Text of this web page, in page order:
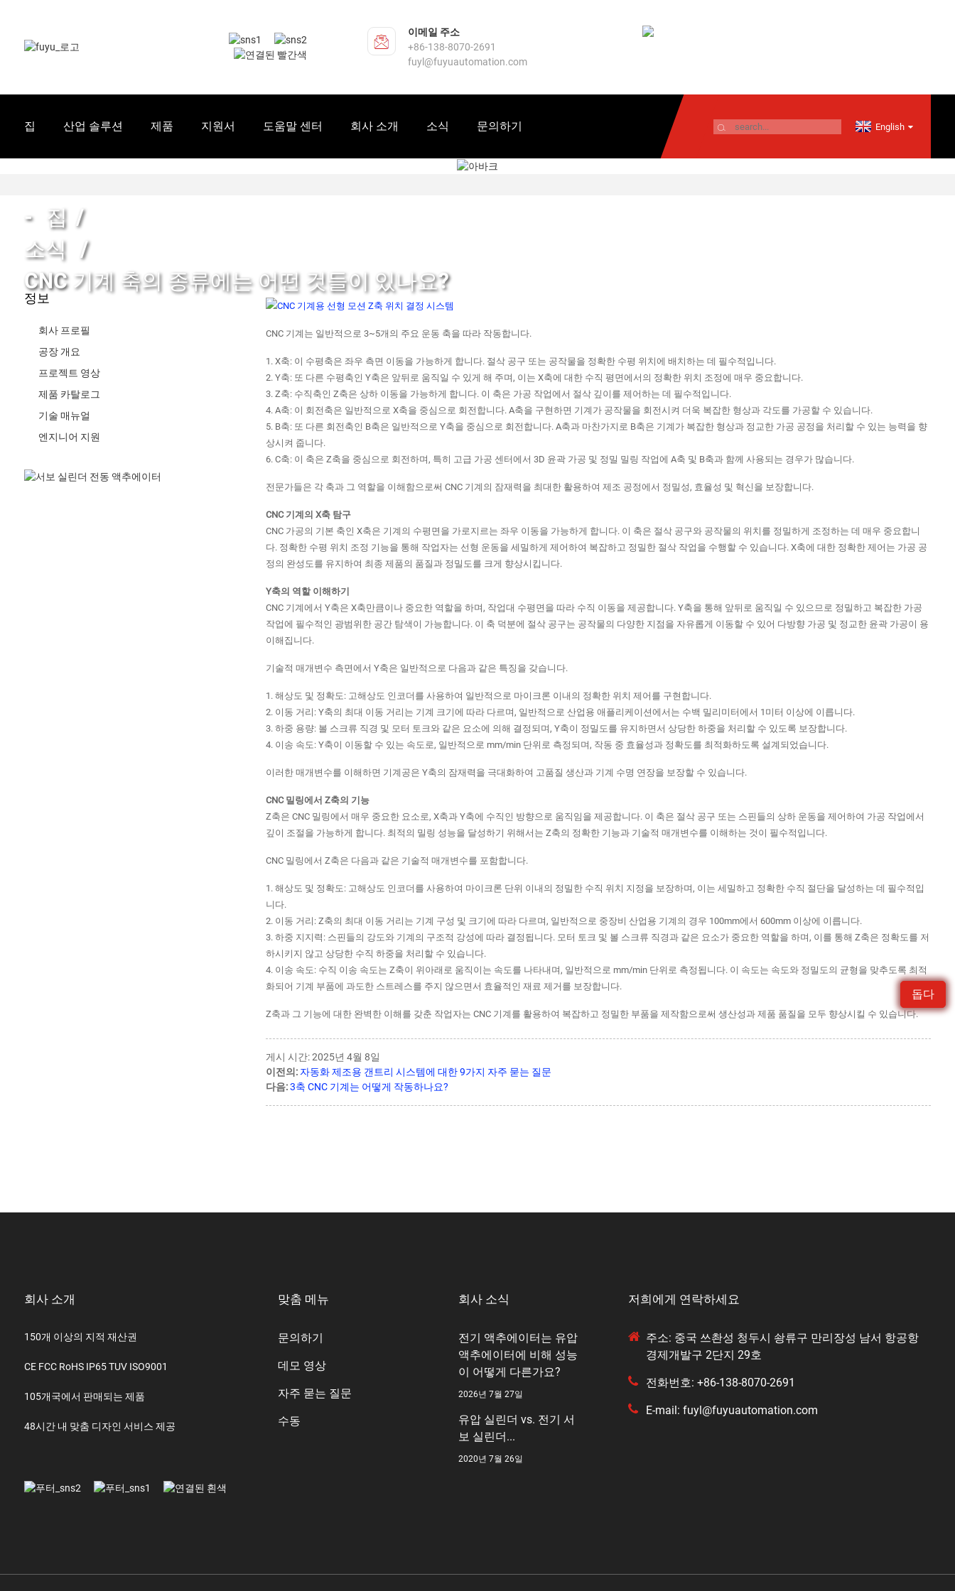
돕다
이메일 주소
+86-138-8070-2691
fuyl@fuyuautomation.com
집 산업 솔루션 제품 지원서 도움말 센터 회사 소개 소식 문의하기 English
집
소식
CNC 기계 축의 종류에는 어떤 것들이 있나요?
정보
회사 프로필
공장 개요
프로젝트 영상
제품 카탈로그
기술 매뉴얼
엔지니어 지원
CNC 기계는 일반적으로 3~5개의 주요 운동 축을 따라 작동합니다.
1. X축: 이 수평축은 좌우 측면 이동을 가능하게 합니다. 절삭 공구 또는 공작물을 정확한 수평 위치에 배치하는 데 필수적입니다.
2. Y축: 또 다른 수평축인 Y축은 앞뒤로 움직일 수 있게 해 주며, 이는 X축에 대한 수직 평면에서의 정확한 위치 조정에 매우 중요합니다.
3. Z축: 수직축인 Z축은 상하 이동을 가능하게 합니다. 이 축은 가공 작업에서 절삭 깊이를 제어하는 ​​데 필수적입니다.
4. A축: 이 회전축은 일반적으로 X축을 중심으로 회전합니다. A축을 구현하면 기계가 공작물을 회전시켜 더욱 복잡한 형상과 각도를 가공할 수 있습니다.
5. B축: 또 다른 회전축인 B축은 일반적으로 Y축을 중심으로 회전합니다. A축과 마찬가지로 B축은 기계가 복잡한 형상과 정교한 가공 공정을 처리할 수 있는 능력을 향
상시켜 줍니다.
6. C축: 이 축은 Z축을 중심으로 회전하며, 특히 고급 가공 센터에서 3D 윤곽 가공 및 정밀 밀링 작업에 A축 및 B축과 함께 사용되는 경우가 많습니다.
전문가들은 각 축과 그 역할을 이해함으로써 CNC 기계의 잠재력을 최대한 활용하여 제조 공정에서 정밀성, 효율성 및 혁신을 보장합니다.
CNC 기계의 X축 탐구
CNC 가공의 기본 축인 X축은 기계의 수평면을 가로지르는 좌우 이동을 가능하게 합니다. 이 축은 절삭 공구와 공작물의 위치를 ​​정밀하게 조정하는 데 매우 중요합니
다. 정확한 수평 위치 조정 기능을 통해 작업자는 선형 운동을 세밀하게 제어하여 복잡하고 정밀한 절삭 작업을 수행할 수 있습니다. X축에 대한 정확한 제어는 가공 공
정의 완성도를 유지하여 최종 제품의 품질과 정밀도를 크게 향상시킵니다.
Y축의 역할 이해하기
CNC 기계에서 Y축은 X축만큼이나 중요한 역할을 하며, 작업대 수평면을 따라 수직 이동을 제공합니다. Y축을 통해 앞뒤로 움직일 수 있으므로 정밀하고 복잡한 가공
작업에 필수적인 광범위한 공간 탐색이 가능합니다. 이 축 덕분에 절삭 공구는 공작물의 다양한 지점을 자유롭게 이동할 수 있어 다방향 가공 및 정교한 윤곽 가공이 용
이해집니다.
기술적 매개변수 측면에서 Y축은 일반적으로 다음과 같은 특징을 갖습니다.
1. 해상도 및 정확도: 고해상도 인코더를 사용하여 일반적으로 마이크론 이내의 정확한 위치 제어를 구현합니다.
2. 이동 거리: Y축의 최대 이동 거리는 기계 크기에 따라 다르며, 일반적으로 산업용 애플리케이션에서는 수백 밀리미터에서 1미터 이상에 이릅니다.
3. 하중 용량: 볼 스크류 직경 및 모터 토크와 같은 요소에 의해 결정되며, Y축이 정밀도를 유지하면서 상당한 하중을 처리할 수 있도록 보장합니다.
4. 이송 속도: Y축이 이동할 수 있는 속도로, 일반적으로 mm/min 단위로 측정되며, 작동 중 효율성과 정확도를 최적화하도록 설계되었습니다.
이러한 매개변수를 이해하면 기계공은 Y축의 잠재력을 극대화하여 고품질 생산과 기계 수명 연장을 보장할 수 있습니다.
CNC 밀링에서 Z축의 기능
Z축은 CNC 밀링에서 매우 중요한 요소로, X축과 Y축에 수직인 방향으로 움직임을 제공합니다. 이 축은 절삭 공구 또는 스핀들의 상하 운동을 제어하여 가공 작업에서
깊이 조절을 가능하게 합니다. 최적의 밀링 성능을 달성하기 위해서는 Z축의 정확한 기능과 기술적 매개변수를 이해하는 것이 필수적입니다.
CNC 밀링에서 Z축은 다음과 같은 기술적 매개변수를 포함합니다.
1. 해상도 및 정확도: 고해상도 인코더를 사용하여 마이크론 단위 이내의 정밀한 수직 위치 지정을 보장하며, 이는 세밀하고 정확한 수직 절단을 달성하는 데 필수적입
니다.
2. 이동 거리: Z축의 최대 이동 거리는 기계 구성 및 크기에 따라 다르며, 일반적으로 중장비 산업용 기계의 경우 100mm에서 600mm 이상에 이릅니다.
3. 하중 지지력: 스핀들의 강도와 기계의 구조적 강성에 따라 결정됩니다. 모터 토크 및 볼 스크류 직경과 같은 요소가 중요한 역할을 하며, 이를 통해 Z축은 정확도를 저
하시키지 않고 상당한 수직 하중을 처리할 수 있습니다.
4. 이송 속도: 수직 이송 속도는 Z축이 위아래로 움직이는 속도를 나타내며, 일반적으로 mm/min 단위로 측정됩니다. 이 속도는 속도와 정밀도의 균형을 맞추도록 최적
화되어 기계 부품에 과도한 스트레스를 주지 않으면서 효율적인 재료 제거를 보장합니다.
Z축과 그 기능에 대한 완벽한 이해를 갖춘 작업자는 CNC 기계를 활용하여 복잡하고 정밀한 부품을 제작함으로써 생산성과 제품 품질을 모두 향상시킬 수 있습니다.
게시 시간: 2025년 4월 8일
이전의: 자동화 제조용 갠트리 시스템에 대한 9가지 자주 묻는 질문
다음: 3축 CNC 기계는 어떻게 작동하나요?
회사 소개
150개 이상의 지적 재산권
CE FCC RoHS IP65 TUV ISO9001
105개국에서 판매되는 제품
48시간 내 맞춤 디자인 서비스 제공
맞춤 메뉴
문의하기
데모 영상
자주 묻는 질문
수동
회사 소식
전기 액추에이터는 유압
액추에이터에 비해 성능
이 어떻게 다른가요?
2026년 7월 27일
유압 실린더 vs. 전기 서
보 실린더...
2020년 7월 26일
저희에게 연락하세요
주소: 중국 쓰촨성 청두시 솽류구 만리장성 남서 항공항
경제개발구 2단지 29호
전화번호: +86-138-8070-2691
E-mail: fuyl@fuyuautomation.com